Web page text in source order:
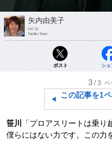
矢内由美子
text by
Yumiko Yanai
ポスト シェ
3 /3 ペ
この記事を1
笹川
「プロアスリートは乗
僕らにはない力です。この力